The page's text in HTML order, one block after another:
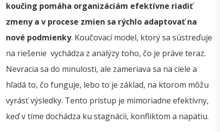
koučing pomáha organizáciám efektívne riadiť
zmeny a v procese zmien sa rýchlo adaptovať na
nové podmienky. Koučovací model, ktorý sa sústreďuje
na riešenie vychádza z analýzy toho, čo je práve teraz.
Nevracia sa do minulosti, ale zameriava sa na ciele a
hľadá to, čo funguje, lebo to je základ, na ktorom môžu
vyrásť výsledky. Tento prístup je mimoriadne efektívny,
keď v tíme dochádza ku stagnácii, konfliktom a napätiu.